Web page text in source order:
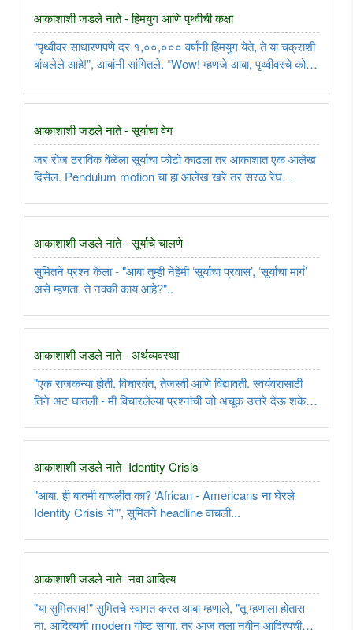
आकाशाशी जडले नाते - हिमयुग आणि पृथ्वीची कक्षा
“पृथ्वीवर साधारणपणे दर १,००,००० वर्षांनी हिमयुग येते, ते या चक्राशी
बांधलेले आहे!”, आबांनी सांगितले. “Wow! म्हणजे आबा, पृथ्वीवरचे कोणते
आकाशाशी जडले नाते - सूर्याचा वेग
जर रोज ठराविक वेळेला सूर्याचा फोटो काढला तर आकाशात एक आलेख
दिसेल. Pendulum motion चा हा आलेख खरे तर सरळ रेघ
आकाशाशी जडले नाते - सूर्याचे चालणे
सुमितने प्रश्न केला - "आबा तुम्ही नेहेमी ‘सूर्याचा प्रवास’, ‘सूर्याचा मार्ग’
असे म्हणता. ते नक्की काय आहे?"..
आकाशाशी जडले नाते - अर्थव्यवस्था
"एक राजकन्या होती. विचारवंत, तेजस्वी आणि विद्यावती. स्वयंवरासाठी
तिने अट घातली - मी विचारलेल्या प्रश्नांची जो अचूक उत्तरे देऊ शकेल
आकाशाशी जडले नाते- Identity Crisis
"आबा, ही बातमी वाचलीत का? ‘African - Americans ना घेरले
Identity Crisis ने’", सुमितने headline वाचली...
आकाशाशी जडले नाते- नवा आदित्य
"या सुमितराव!" सुमितचे स्वागत करत आबा म्हणाले, "तू म्हणाला होतास
ना, आदित्यची modern गोष्ट सांगा. तर आज तुला नवीन आदित्यची